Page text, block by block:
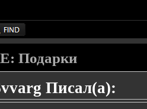
Подарки
Писал(а):